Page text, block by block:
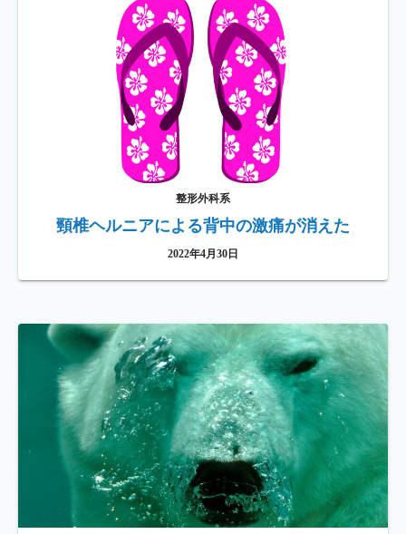
整形外科系
頸椎ヘルニアによる背中の激痛が消えた
2022年4月30日